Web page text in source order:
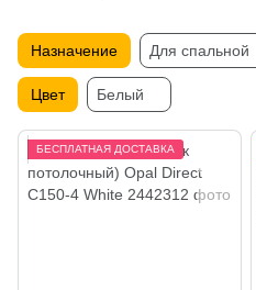
Назначение Для спальной
Цвет Белый
БЕСПЛАТНАЯ ДОСТАВКА